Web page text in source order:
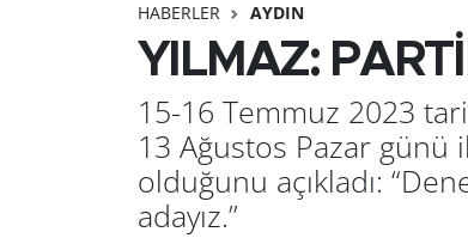
HABERLER AYDIN
YILMAZ:
15-16 Temmuz 2023
13 Ağustos Pazar günü
olduğunu açıkladı:
adayız.”
BİLİM VE TEKNOLOJİ
EĞİTİM
Namaz Vakitleri
Trafik Durumu
Süper Lig Puan Durumu ve Fikstür
Tüm Manşetler